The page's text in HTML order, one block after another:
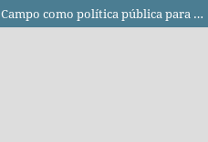
A construção da Educação do Campo como política pública para a rede de ensino no Distrito Federal: dos pressupostos teóricos e metodológicos aos marcos normativos